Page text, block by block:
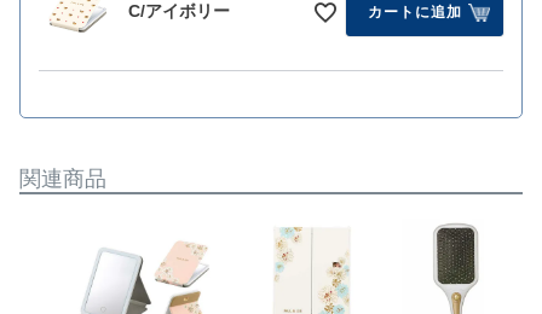
C/アイボリー カートに追加
関連商品